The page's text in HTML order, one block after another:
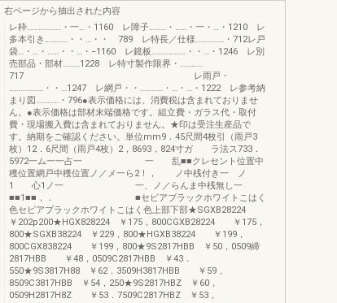
右ページから抽出された内容
レ枠………………・一…・1160 レ障子………・……・一・…・1210 レ
多本引き…………・・…・・ 789 レ特長／仕様……………・712レ戸
袋…・…・……・・…・−1160 レ鏡板………………・・…・1246 レ別
売部品・部材………1228 レ特寸製作限界・…………
717 レ雨戸・
………………・・…1247 レ網戸・・…………・…・…・1222 レ参考納
まり図…………・796●表示価格には、消費税は含まれておりませ
ん。●表示価格は部材末端価格です。組立費・ガラス代・取付
費・現場搬入費は含まれておりません。★印は受注生産品で
す。納期をご確認ください。単位mm9．45尺間4枚引（雨戸3
枚）12．6尺間（雨戸4枚）2，8693，824寸ガ ラ法ス733．
5972一ム一一占一 一 乱■■クレセント位置中
穫位置網戸中穫位置ノ／メ一ら2！， ノ中桟付き一 ノ
1 心1ノ一 一、ノ／らんま中桟無し一
■■1■■，． ■セビアブラックホワイトこはく
色セピアブラックホワイトこはく色上部下部★SGXB28224
￥202p200★HGX828224 ￥175，800CGXB28224 ￥175，
800★SGXB38224 ￥229，800★HGXB38224 ￥199，
800CGX838224 ￥199，800★9S2817HBB ￥50，0509締
2817HBB ￥48，0509C2817HBB ￥43．
550★9S3817H88 ￥62．3509H3817HBB ￥59，
8509C3817HBB ￥54，250★9S2817HBZ ￥60，
0509H2817H8Z ￥53．7509C2817HBZ ￥53，